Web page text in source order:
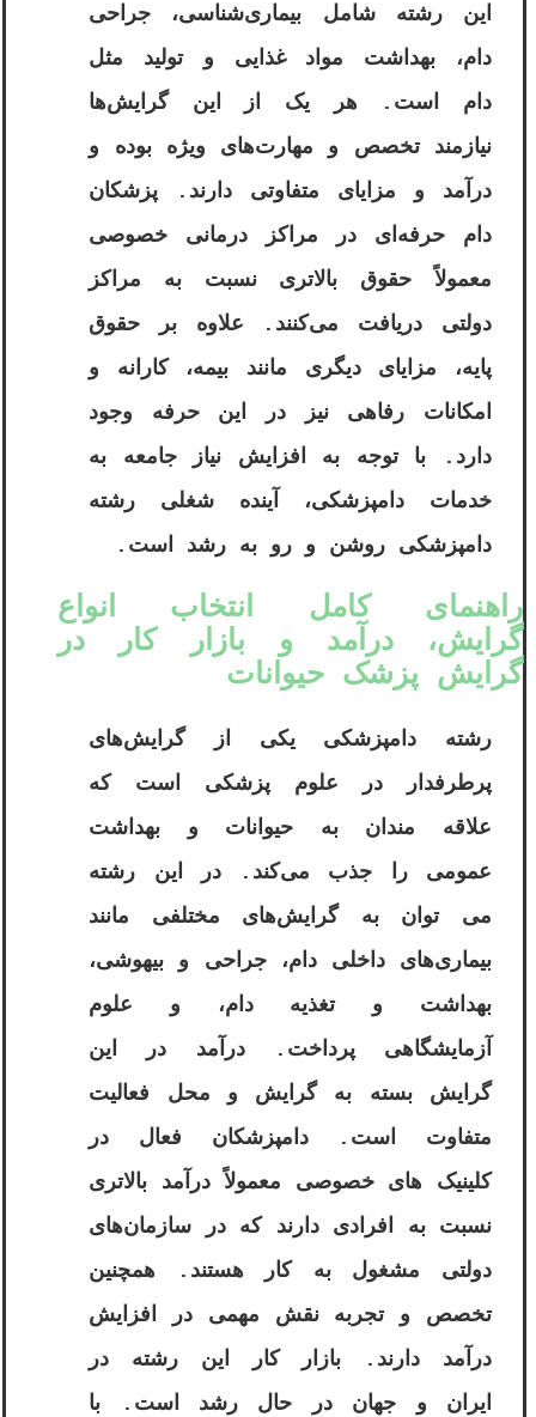
این رشته شامل بیماری‌شناسی، جراحی
دام، بهداشت مواد غذایی و تولید مثل
دام است. هر یک از این گرایش‌ها
نیازمند تخصص و مهارت‌های ویژه بوده و
درآمد و مزایای متفاوتی دارند. پزشکان
دام حرفه‌ای در مراکز درمانی خصوصی
معمولاً حقوق بالاتری نسبت به مراکز
دولتی دریافت می‌کنند. علاوه بر حقوق
پایه، مزایای دیگری مانند بیمه، کارانه و
امکانات رفاهی نیز در این حرفه وجود
دارد. با توجه به افزایش نیاز جامعه به
خدمات دامپزشکی، آینده شغلی رشته
دامپزشکی روشن و رو به رشد است.
راهنمای کامل انتخاب انواع
گرایش، درآمد و بازار کار در
گرایش پزشک حیوانات
رشته دامپزشکی یکی از گرایش‌های
پرطرفدار در علوم پزشکی است که
علاقه ‌مندان به حیوانات و بهداشت
عمومی را جذب می‌کند. در این رشته
می‌ توان به گرایش‌های مختلفی مانند
بیماری‌های داخلی دام، جراحی و بیهوشی،
بهداشت و تغذیه دام، و علوم
آزمایشگاهی پرداخت. درآمد در این
گرایش بسته به گرایش و محل فعالیت
متفاوت است. دامپزشکان فعال در
کلینیک‌ های خصوصی معمولاً درآمد بالاتری
نسبت به افرادی دارند که در سازمان‌های
دولتی مشغول به کار هستند. همچنین
تخصص و تجربه نقش مهمی در افزایش
درآمد دارند. بازار کار این رشته در
ایران و جهان در حال رشد است. با